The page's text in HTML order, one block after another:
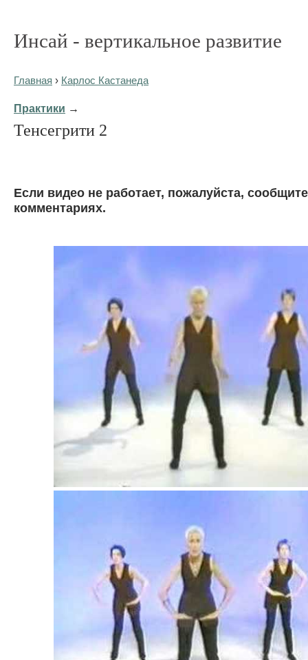
Инсай - вертикальное развитие
Главная › Карлос Кастанеда
Практики →
Тенсегрити 2
Eсли видео не работает, пожалуйста,
комментариях.